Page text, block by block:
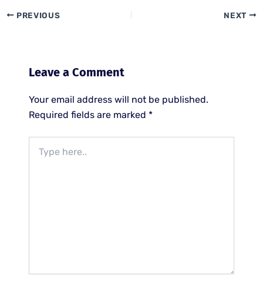
PREVIOUS NEXT
Leave a Comment
Your email address will not be published.
Required fields are marked *
here..